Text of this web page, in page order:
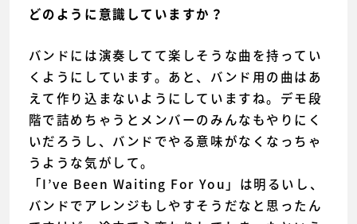
どのように意識していますか？
バンドには演奏してて楽しそうな曲を持ってい
くようにしています。あと、バンド用の曲はあ
えて作り込まないようにしていますね。デモ段
階で詰めちゃうとメンバーのみんなもやりにく
いだろうし、バンドでやる意味がなくなっちゃ
うような気がして。
「I’ve Been Waiting For You」は明るいし、
バンドでアレンジもしやすそうだなと思ったん